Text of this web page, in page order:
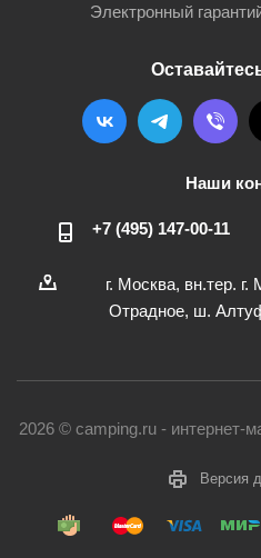
Электронный
Наши
+7 (495) 147-00-11
г. Москва, вн.тер.
Отрадное, ш.
2026 © camping.ru - интернет-
Версия